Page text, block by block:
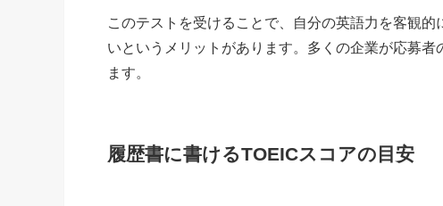
このテストを受けることで、自分の英語力を客観
いというメリットがあります。多くの企業が応募
ます。
履歴書に書けるTOEICスコアの目安